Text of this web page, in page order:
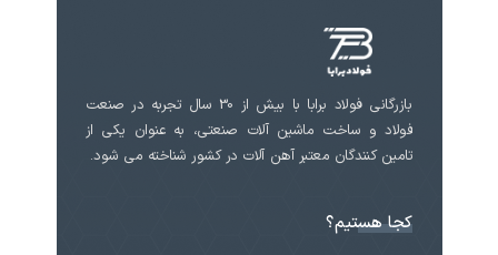
بازرگانی فولاد برابا با بیش از 30 سال تجربه در صنعت
فولاد و ساخت ماشین آلات صنعتی، به عنوان یکی از
تامین کنندگان معتبر آهن آلات در کشور شناخته می شود.
کجا هستیم؟